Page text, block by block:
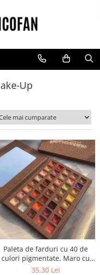
Up
Paleta de farduri cu 40 de
culori pigmentate, Maro cu
sclipici, Flippy
35,30 Lei